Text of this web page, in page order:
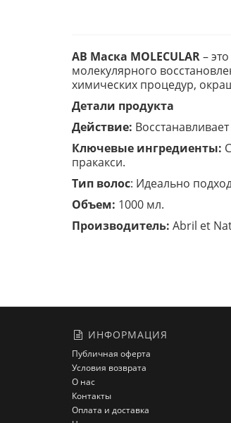
AB Маска MOLECULAR–
молекулярного
химических процедур,
Детали продукта
Действие:
Ключевые ингредиенты:
пракакси.
Тип волос: Идеально
Объем: 1000 мл.
Производитель: Abril et
ИНФОРМАЦИЯ
Публичная оферта
Условия возврата
О нас
Контакты
Оплата и доставка